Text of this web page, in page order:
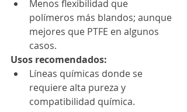
Menos flexibilidad que
polímeros más blandos; aunque
mejores que PTFE en algunos
casos.
Usos recomendados:
Líneas químicas donde se
requiere alta pureza y
compatibilidad química.